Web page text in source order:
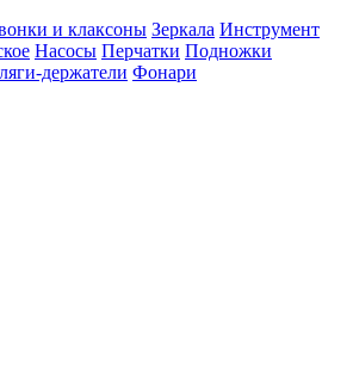
и клаксоны Зеркала Инструмент
Насосы Перчатки Подножки
держатели Фонари